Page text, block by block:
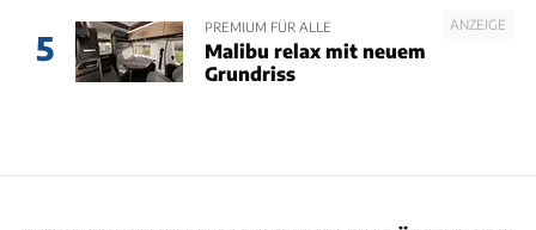
5
ANZEIGE
PREMIUM FÜR ALLE
Malibu relax mit neuem
Grundriss